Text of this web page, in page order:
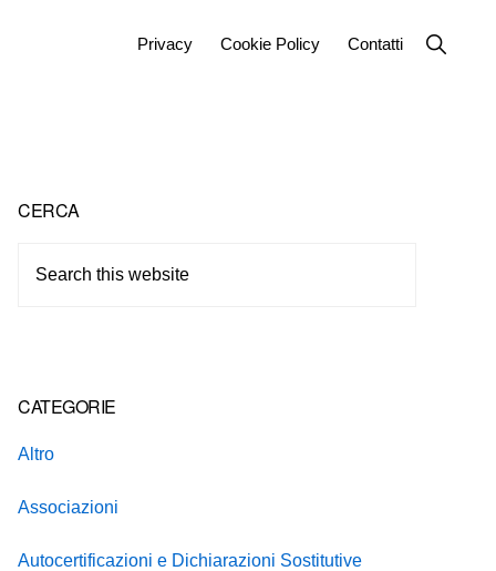
Privacy Cookie Policy Contatti
Show
Search
Primary
Sidebar
CERCA
CATEGORIE
Altro
Associazioni
Autocertificazioni e Dichiarazioni Sostitutive